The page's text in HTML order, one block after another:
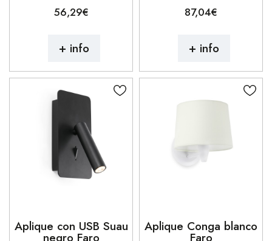
56,29€
+ info
87,04€
+ info
Aplique con USB Suau
negro Faro
Aplique Conga blanco
Faro